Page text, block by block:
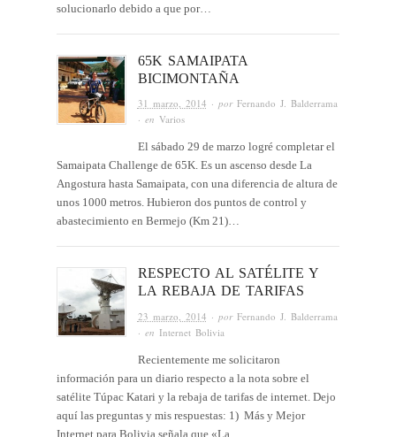
solucionarlo debido a que por…
65K SAMAIPATA
BICIMONTAÑA
31 marzo, 2014 · por Fernando J. Balderrama
· en Varios
El sábado 29 de marzo logré completar el
Samaipata Challenge de 65K. Es un ascenso desde La
Angostura hasta Samaipata, con una diferencia de altura de
unos 1000 metros. Hubieron dos puntos de control y
abastecimiento en Bermejo (Km 21)…
RESPECTO AL SATÉLITE Y
LA REBAJA DE TARIFAS
23 marzo, 2014 · por Fernando J. Balderrama
· en Internet Bolivia
Recientemente me solicitaron
información para un diario respecto a la nota sobre el
satélite Túpac Katari y la rebaja de tarifas de internet. Dejo
aquí las preguntas y mis respuestas: 1) Más y Mejor
Internet para Bolivia señala que «La…